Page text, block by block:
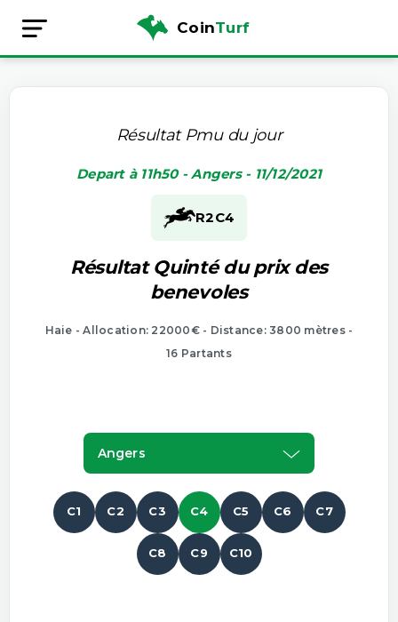
CoinTurf
Résultat Pmu du jour
Depart à 11h50 - Angers - 11/12/2021
R2C4
Résultat Quinté du prix des
benevoles
Haie - Allocation: 22000€ - Distance: 3800 mètres -
16 Partants
Angers
C1 C2 C3 C4 C5 C6 C7
C8 C9 C10